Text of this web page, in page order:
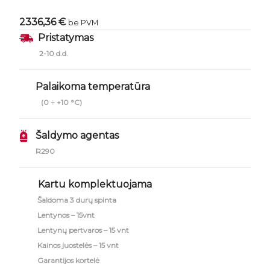
2336,36 € be PVM
Pristatymas
2-10 d.d.
Palaikoma temperatūra
(0 ÷ +10 °C)
Šaldymo agentas
R290
Kartu komplektuojama
Šaldoma 3 durų spinta
Lentynos – 15vnt
Lentynų pertvaros – 15 vnt
Kainos juostelės – 15 vnt
Garantijos kortelė